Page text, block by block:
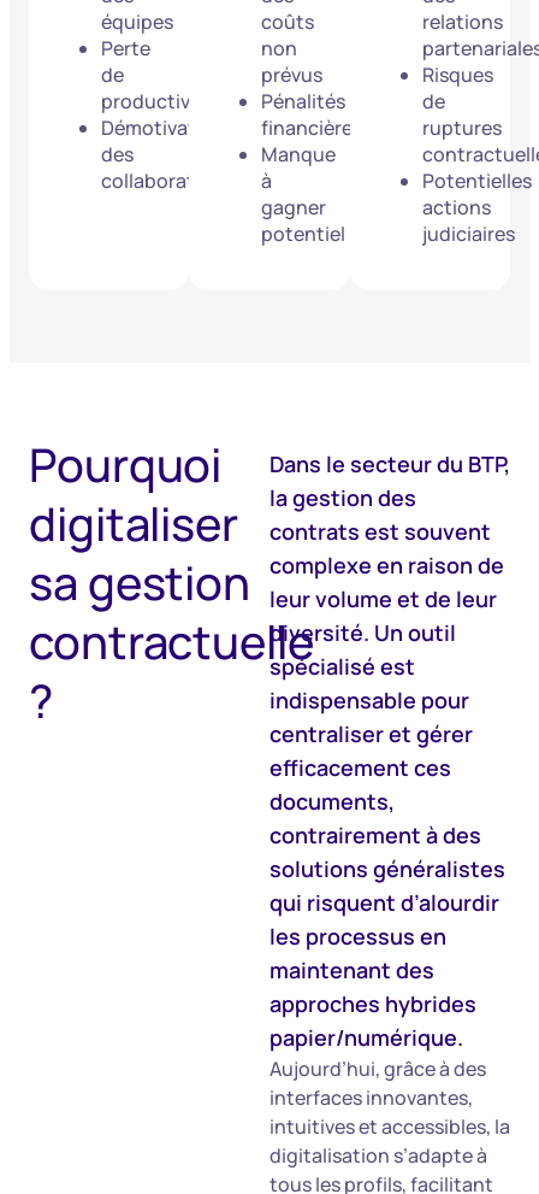
équipes
Perte
de
productivité
Démotivation
des
collaborateurs
coûts
non
prévus
Pénalités
financières
Manque
à
gagner
potentiel
relations
Risques
de
ruptures
Potentielles
actions
judiciaires
Pourquoi
digitaliser
sa gestion
contractuelle
?
Dans le secteur du BTP,
la gestion des
contrats est souvent
complexe en raison de
leur volume et de leur
diversité. Un outil
spécialisé est
indispensable pour
centraliser et gérer
efficacement ces
documents,
contrairement à des
solutions généralistes
qui risquent d’alourdir
les processus en
maintenant des
approches hybrides
papier/numérique.
Aujourd’hui, grâce à des
interfaces innovantes,
intuitives et accessibles, la
digitalisation s’adapte à
tous les profils, facilitant